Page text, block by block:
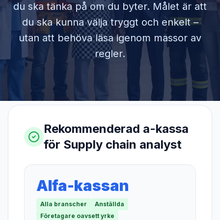
du ska tänka på om du byter. Målet är att
du ska kunna välja tryggt och enkelt –
utan att behöva läsa igenom massor av
regler.
Rekommenderad a-kassa
för Supply chain analyst
Alfa-kassan
Alla branscher
Anställda
Företagare oavsett yrke